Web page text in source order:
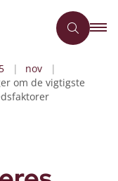
nov
om de vigtigste